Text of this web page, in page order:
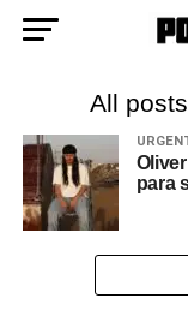
All
para